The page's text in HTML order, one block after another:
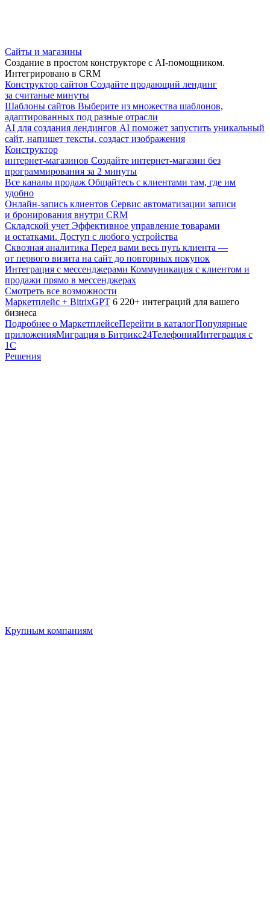
Сайты и магазины
Создание в простом конструкторе с AI-помощником.
Интегрировано в CRM
Конструктор сайтов Создайте продающий лендинг
за считаные минуты
Шаблоны сайтов Выберите из множества шаблонов,
адаптированных под разные отрасли
AI для создания лендингов AI поможет запустить уникальный
сайт, напишет тексты, создаст изображения
Конструктор
интернет-магазинов Создайте интернет-магазин без
программирования за 2 минуты
Все каналы продаж Общайтесь с клиентами там, где им
удобно
Онлайн-запись клиентов Сервис автоматизации записи
и бронирования внутри CRM
Складской учет Эффективное управление товарами
и остатками. Доступ с любого устройства
Сквозная аналитика Перед вами весь путь клиента —
от первого визита на сайт до повторных покупок
Интеграция с мессенджерами Коммуникация с клиентом и
продажи прямо в мессенджерах
Смотреть все возможности
Маркетплейс + BitrixGPT 6 220+ интеграций для вашего
бизнеса
Подробнее о МаркетплейсеПерейти в каталогПопулярные
приложенияМиграция в Битрикс24ТелефонияИнтеграция с
1С
Решения
Крупным компаниям